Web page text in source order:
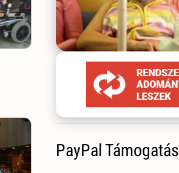
PayPal Támogatás